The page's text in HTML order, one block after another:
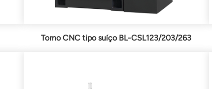
Torno CNC tipo suíço BL-CSL123/203/263